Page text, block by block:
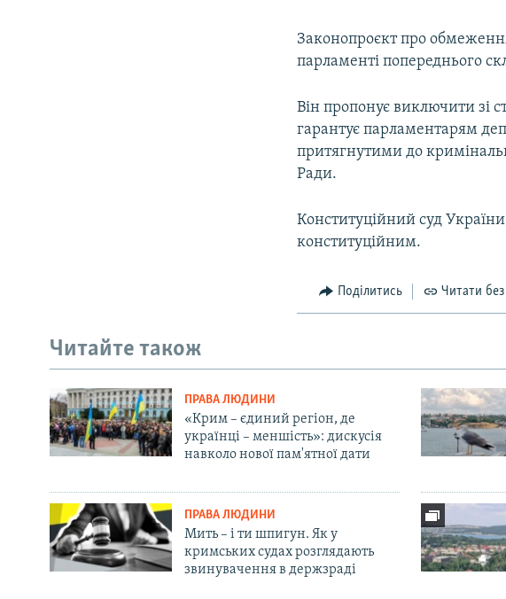
Законопроєкт про
парламенті попереднього
Він пропонує виключити зі
гарантує парламентарям
притягнутими до
Ради.
Конституційний суд
конституційним.
Поділитись Читати без
Читайте також
ПРАВА ЛЮДИНИ
«Крим – єдиний регіон, де
українці – меншість»: дискусія
навколо нової пам'ятної дати
ПРАВА ЛЮДИНИ
Мить – і ти шпигун. Як у
кримських судах розглядають
звинувачення в держзраді